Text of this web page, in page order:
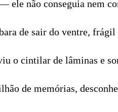
ele não conseguia nem
de sair do ventre, frágil
o cintilar de lâminas e
de memórias,